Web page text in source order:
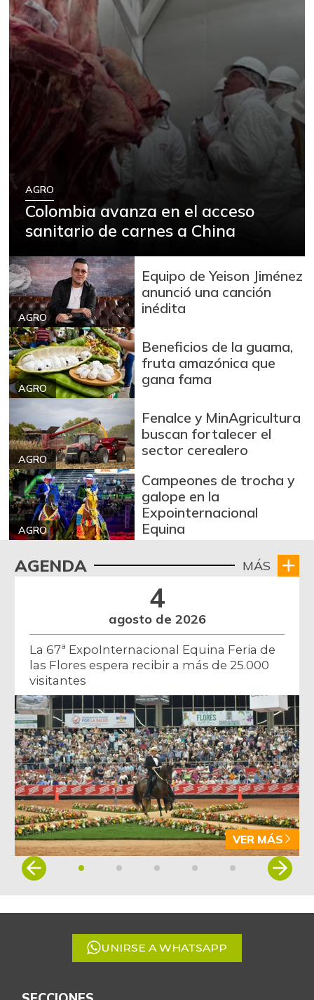
AGRO
Colombia avanza en el acceso
sanitario de carnes a China
AGRO
Equipo de Yeison Jiménez
anunció una canción
inédita
AGRO
Beneficios de la guama,
fruta amazónica que
gana fama
AGRO
Fenalce y MinAgricultura
buscan fortalecer el
sector cerealero
AGRO
Campeones de trocha y
galope en la
Expointernacional
Equina
AGENDA MÁS
4
agosto de 2026
La 67ª ExpoInternacional Equina Feria de
las Flores espera recibir a más de 25.000
visitantes
VER MÁS
Item
5
UNIRSE A WHATSAPP